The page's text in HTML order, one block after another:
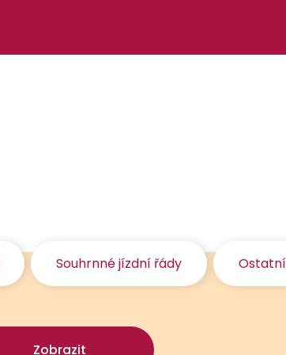
Souhrnné jízdní řády Ostatní
Zobrazit